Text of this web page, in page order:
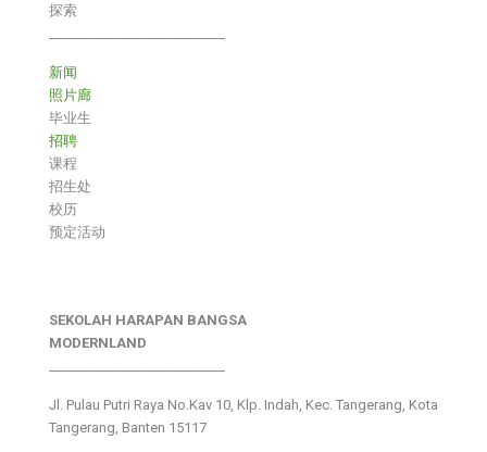
探索
新闻
照片廊
毕业生
招聘
课程
招生处
校历
预定活动
SEKOLAH HARAPAN BANGSA
MODERNLAND
Jl. Pulau Putri Raya No.Kav 10, Klp. Indah, Kec. Tangerang, Kota
Tangerang, Banten 15117